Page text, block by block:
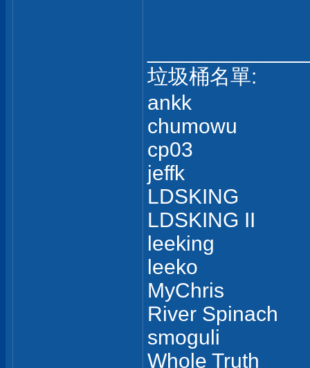
垃圾桶名單:
ankk
chumowu
cp03
jeffk
LDSKING
LDSKING II
leeking
leeko
MyChris
River Spinach
smoguli
Whole Truth